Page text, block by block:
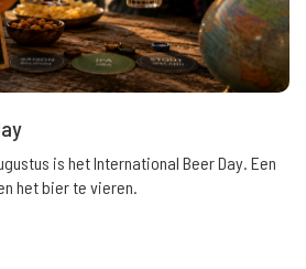
is het International Beer Day. Een
het bier te vieren.